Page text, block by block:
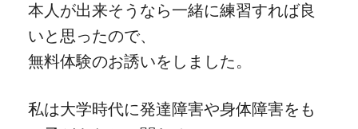
本人が出来そうなら一緒に練習すれば良
いと思ったので、
無料体験のお誘いをしました。
私は大学時代に発達障害や身体障害をも